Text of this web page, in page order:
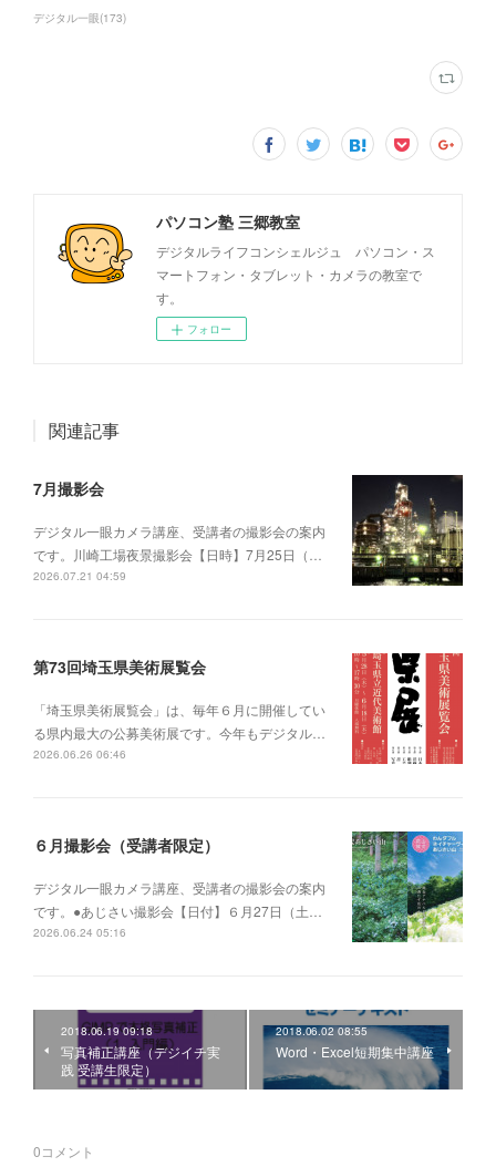
デジタル一眼(173)
パソコン塾 三郷教室
デジタルライフコンシェルジュ パソコン・ス
マートフォン・タブレット・カメラの教室で
す。
フォロー
関連記事
7月撮影会
デジタル一眼カメラ講座、受講者の撮影会の案内
です。川崎工場夜景撮影会【日時】7月25日（…
2026.07.21 04:59
第73回埼玉県美術展覧会
「埼玉県美術展覧会」は、毎年６月に開催してい
る県内最大の公募美術展です。今年もデジタル…
2026.06.26 06:46
６月撮影会（受講者限定）
デジタル一眼カメラ講座、受講者の撮影会の案内
です。●あじさい撮影会【日付】６月27日（土…
2026.06.24 05:16
2018.06.19 09:18
写真補正講座（デジイチ実
践 受講生限定）
2018.06.02 08:55
Word・Excel短期集中講座
0コメント